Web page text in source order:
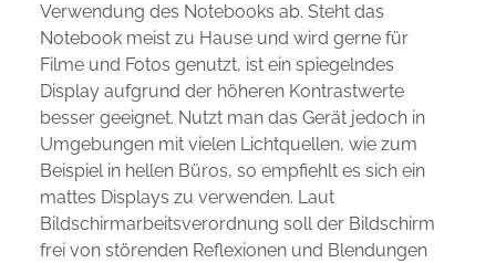
Verwendung des Notebooks ab. Steht das
Notebook meist zu Hause und wird gerne für
Filme und Fotos genutzt, ist ein spiegelndes
Display aufgrund der höheren Kontrastwerte
besser geeignet. Nutzt man das Gerät jedoch in
Umgebungen mit vielen Lichtquellen, wie zum
Beispiel in hellen Büros, so empfiehlt es sich ein
mattes Displays zu verwenden. Laut
Bildschirmarbeitsverordnung soll der Bildschirm
frei von störenden Reflexionen und Blendungen